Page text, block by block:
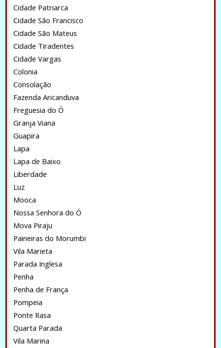
Cidade Patriarca
Cidade São Francisco
Cidade São Mateus
Cidade Tiradentes
Cidade Vargas
Colonia
Consolação
Fazenda Aricanduva
Freguesia do Ó
Granja Viana
Guapira
Lapa
Lapa de Baixo
Liberdade
Luz
Mooca
Nossa Senhora do Ó
Mova Piraju
Paineiras do Morumbi
Vila Marieta
Parada Inglesa
Penha
Penha de França
Pompeia
Ponte Rasa
Quarta Parada
Vila Marina